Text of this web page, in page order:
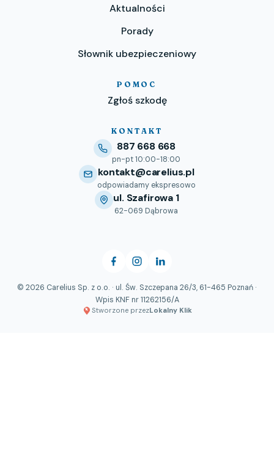
Aktualności
Porady
Słownik ubezpieczeniowy
POMOC
Zgłoś szkodę
KONTAKT
887 668 668
pn-pt 10:00-18:00
kontakt@carelius.pl
odpowiadamy ekspresowo
ul. Szafirowa 1
62-069 Dąbrowa
© 2026 Carelius Sp. z o.o. · ul. Św. Szczepana 26/3, 61-465 Poznań ·
Wpis KNF nr 11262156/A
Stworzone przezLokalny Klik